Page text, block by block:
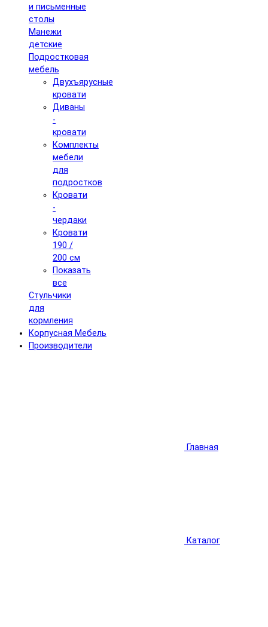
и письменные
столы
Манежи
детские
Подростковая
мебель
Двухъярусные
кровати
Диваны
-
кровати
Комплекты
мебели
для
подростков
Кровати
-
чердаки
Кровати
190 /
200 см
Показать
все
Стульчики
для
кормления
Корпусная Мебель
Производители
Главная
Каталог